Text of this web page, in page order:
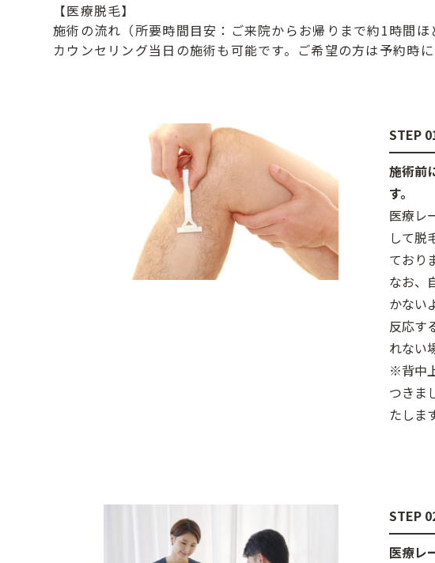
【医療脱毛】
施術の流れ（所要時間目安：ご来院からお帰りまで約1時間ほ
カウンセリング当日の施術も可能です。ご希望の方は予約時に
STEP
施術前
す。
医療レ
して脱
ており
なお、
かない
反応す
れない
※背中
つきま
たしま
STEP
医療レ